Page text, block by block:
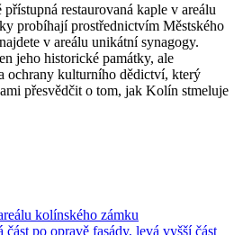
restaurovaná kaple v areálu
probíhají prostřednictvím Městského
v areálu unikátní synagogy.
jeho historické památky, ale
ochrany kulturního dědictví, který
přesvědčit o tom, jak Kolín stmeluje